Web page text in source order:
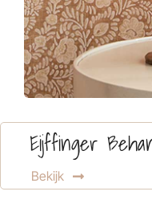
Eijffinger
Bekijk